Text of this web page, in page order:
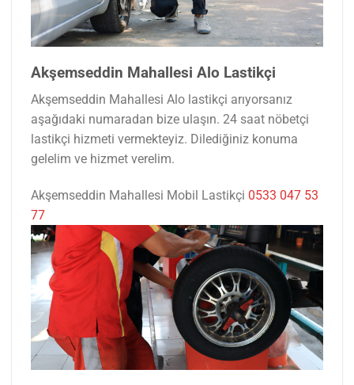
Akşemseddin Mahallesi Alo Lastikçi
Akşemseddin Mahallesi Alo lastikçi arıyorsanız
aşağıdaki numaradan bize ulaşın. 24 saat nöbetçi
lastikçi hizmeti vermekteyiz. Dilediğiniz konuma
gelelim ve hizmet verelim.
Akşemseddin Mahallesi Mobil Lastikçi 0533 047 53
77